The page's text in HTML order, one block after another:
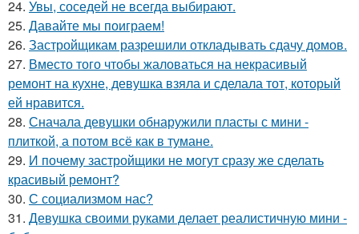
24. Увы, соседей не всегда выбирают.
25. Давайте мы поиграем!
26. Застройщикам разрешили откладывать сдачу домов.
27. Вместо того чтобы жаловаться на некрасивый
ремонт на кухне, девушка взяла и сделала тот, который
ей нравится.
28. Сначала девушки обнаружили пласты с мини -
плиткой, а потом всё как в тумане.
29. И почему застройщики не могут сразу же сделать
красивый ремонт?
30. С социализмом нас?
31. Девушка своими руками делает реалистичную мини -